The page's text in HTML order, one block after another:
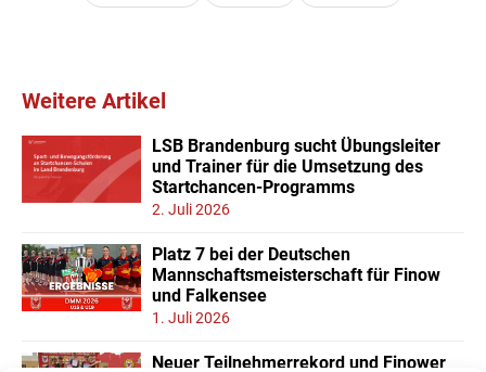
Weitere Artikel
LSB Brandenburg sucht Übungsleiter
und Trainer für die Umsetzung des
Startchancen-Programms
2. Juli 2026
Platz 7 bei der Deutschen
Mannschaftsmeisterschaft für Finow
und Falkensee
1. Juli 2026
Neuer Teilnehmerrekord und Finower